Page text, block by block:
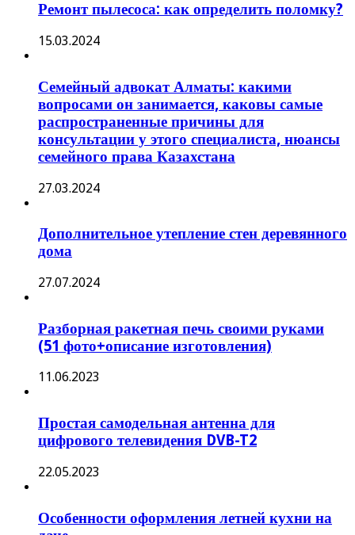
Ремонт пылесоса: как определить поломку?
15.03.2024
Семейный адвокат Алматы: какими
вопросами он занимается, каковы самые
распространенные причины для
консультации у этого специалиста, нюансы
семейного права Казахстана
27.03.2024
Дополнительное утепление стен деревянного
дома
27.07.2024
Разборная ракетная печь своими руками
(51 фото+описание изготовления)
11.06.2023
Простая самодельная антенна для
цифрового телевидения DVB-T2
22.05.2023
Особенности оформления летней кухни на